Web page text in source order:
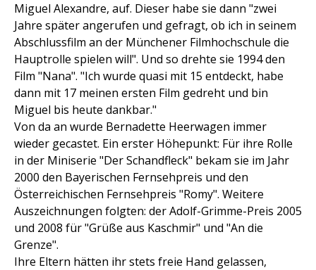
Miguel Alexandre, auf. Dieser habe sie dann "zwei
Jahre später angerufen und gefragt, ob ich in seinem
Abschlussfilm an der Münchener Filmhochschule die
Hauptrolle spielen will". Und so drehte sie 1994 den
Film "Nana". "Ich wurde quasi mit 15 entdeckt, habe
dann mit 17 meinen ersten Film gedreht und bin
Miguel bis heute dankbar."
Von da an wurde Bernadette Heerwagen immer
wieder gecastet. Ein erster Höhepunkt: Für ihre Rolle
in der Miniserie "Der Schandfleck" bekam sie im Jahr
2000 den Bayerischen Fernsehpreis und den
Österreichischen Fernsehpreis "Romy". Weitere
Auszeichnungen folgten: der Adolf-Grimme-Preis 2005
und 2008 für "Grüße aus Kaschmir" und "An die
Grenze".
Ihre Eltern hätten ihr stets freie Hand gelassen,